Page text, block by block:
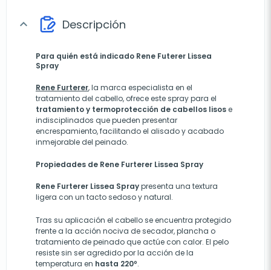
expand_more Descripción
Para quién está indicado Rene Futerer Lissea
Spray
Rene Furterer, la marca especialista en el
tratamiento del cabello, ofrece este spray para el
tratamiento y termoprotección de cabellos lisose
indisciplinados que pueden presentar
encrespamiento, facilitando el alisado y acabado
inmejorable del peinado.
Propiedades de Rene Furterer Lissea Spray
Rene Furterer Lissea Spraypresenta una textura
ligera con un tacto sedoso y natural.
Tras su aplicación el cabello se encuentra protegido
frente a la acción nociva de secador, plancha o
tratamiento de peinado que actúe con calor. El pelo
resiste sin ser agredido por la acción de la
temperatura en hasta 220º.